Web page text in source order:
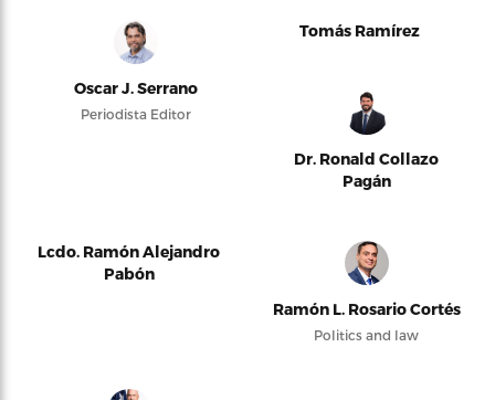
Oscar J. Serrano
Periodista Editor
Tomás Ramírez
Dr. Ronald Collazo
Pagán
Lcdo. Ramón Alejandro
Pabón
Ramón L. Rosario Cortés
Politics and law